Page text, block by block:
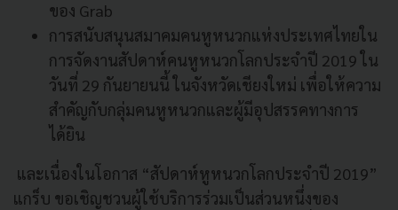
ของ Grab
การสนับสนุนสมาคมคนหูหนวกแห่งประเทศไทยใน
การจัดงานสัปดาห์คนหูหนวกโลกประจำปี 2019 ใน
วันที่ 29 กันยายนนี้ ในจังหวัดเชียงใหม่ เพื่อให้ความ
สำคัญกับกลุ่มคนหูหนวกและผู้มีอุปสรรคทางการ
ได้ยิน
และเนื่องในโอกาส “สัปดาห์หูหนวกโลกประจำปี 2019”
แกร็บ ขอเชิญชวนผู้ใช้บริการร่วมเป็นส่วนหนึ่งของ